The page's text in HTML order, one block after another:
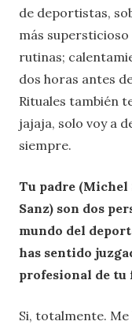
de deportistas,
más supersticioso
rutinas;
dos horas antes
Rituales también
jajaja, solo voy a
siempre.
Tu padre (Michel
Sanz) son dos
mundo del
has sentido
profesional de tu
Si, totalmente.